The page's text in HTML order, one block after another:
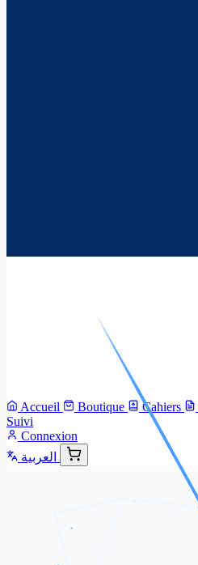
Accueil Boutique Cahiers
Suivi
Connexion
العربية